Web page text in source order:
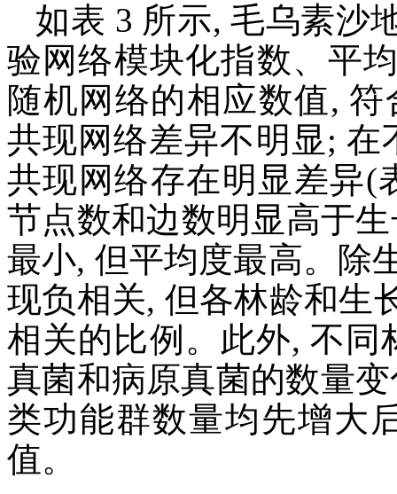
如表 3 所示, 毛乌素沙
验网络模块化指数、平
随机网络的相应数值,
共现网络差异不明显;
共现网络存在明显差异(
节点数和边数明显高于
最小, 但平均度最高。除
现负相关, 但各林龄和生
相关的比例。此外, 不
真菌和病原真菌的数量
类功能群数量均先增大
值。